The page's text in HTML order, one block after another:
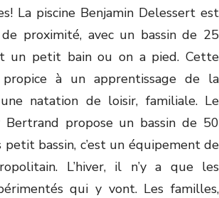
La piscine Benjamin Delessert est
proximité, avec un bassin de 25
un petit bain ou on a pied. Cette
à un apprentissage de la
natation de loisir, familiale. Le
Bertrand propose un bassin de 50
petit bassin, c’est un équipement de
L’hiver, il n’y a que les
qui y vont. Les familles,